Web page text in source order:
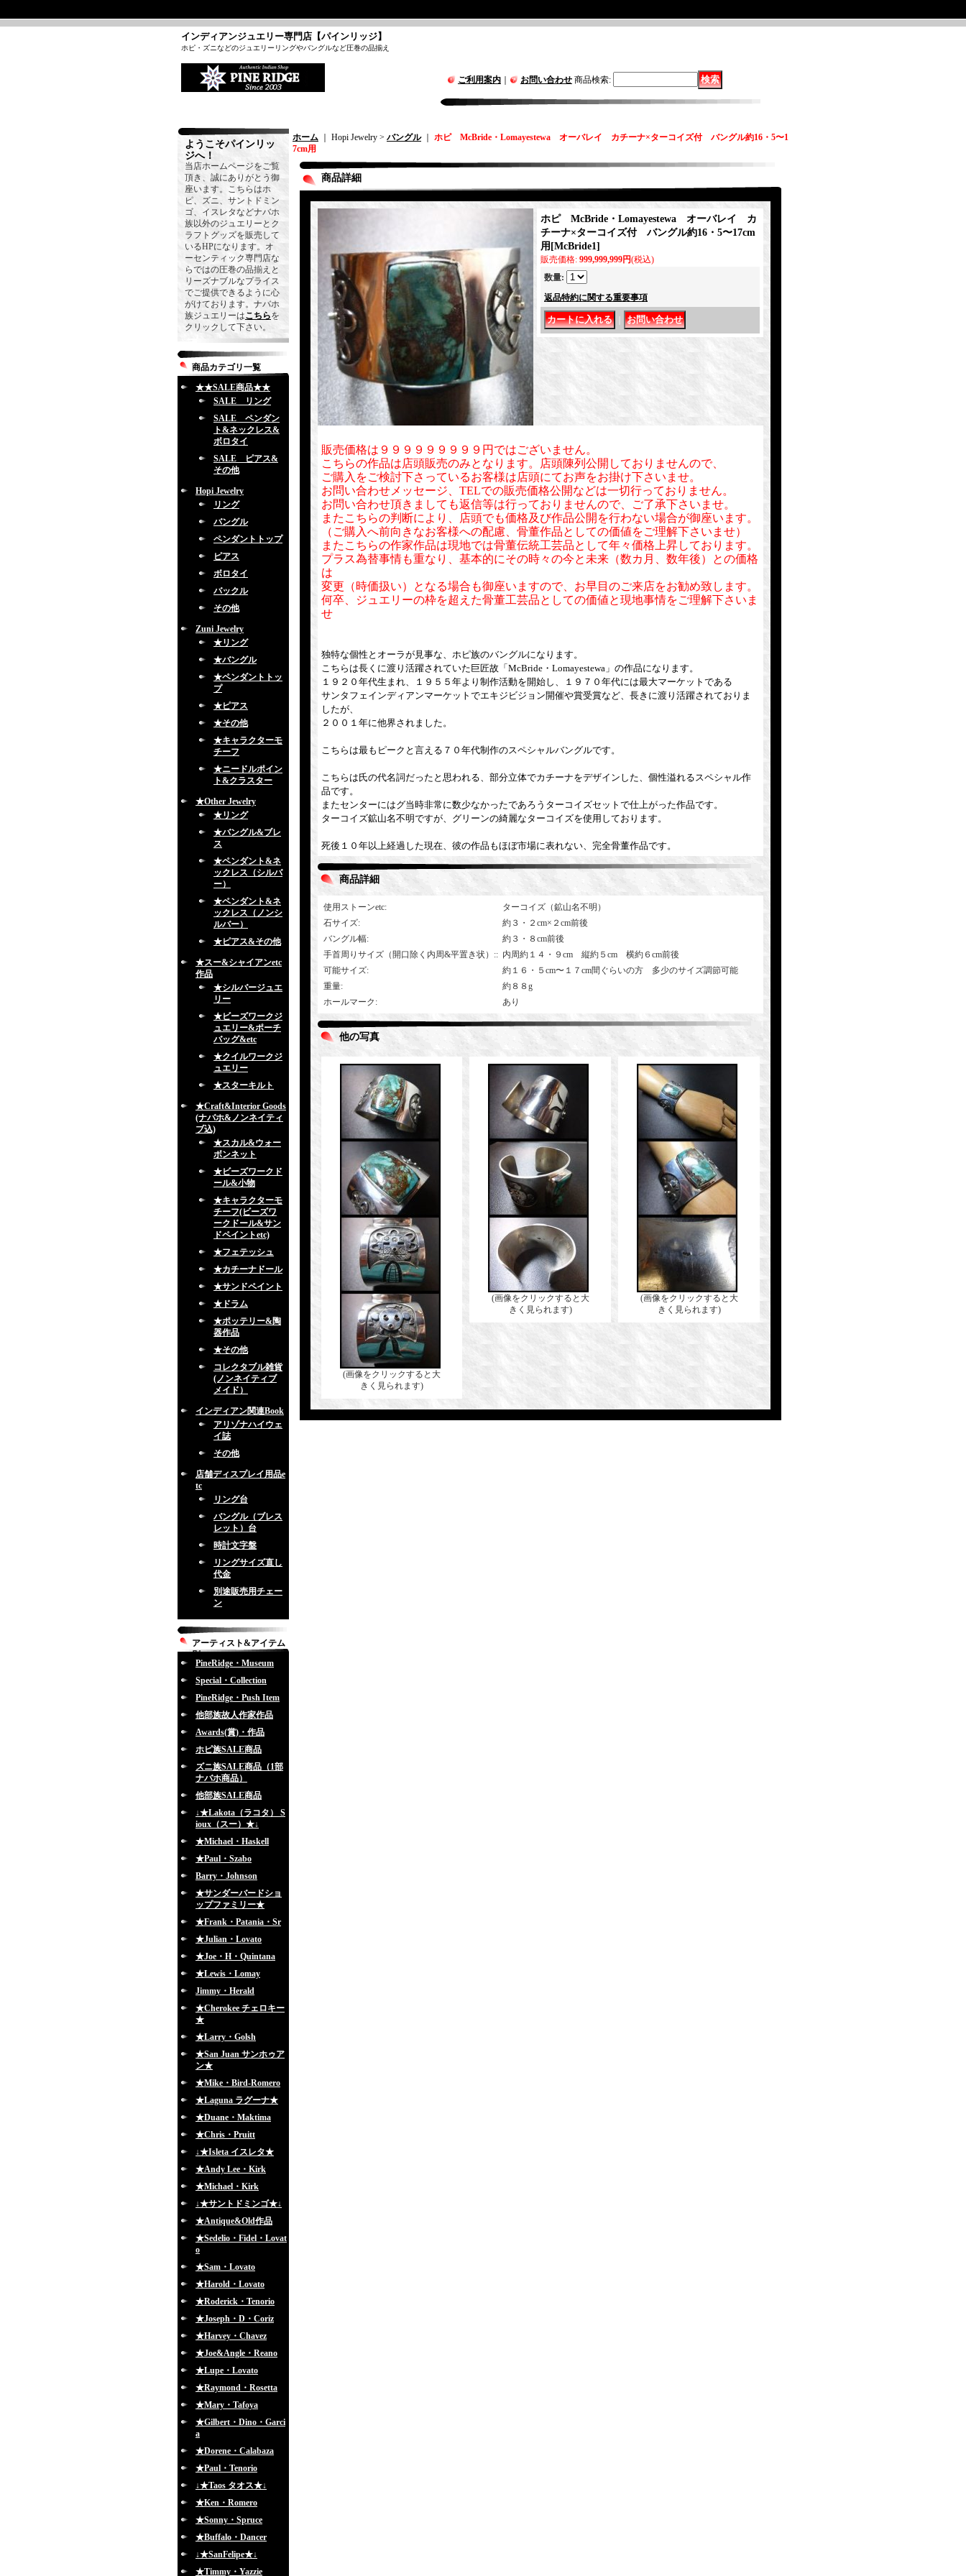
インディアンジュエリー専門店【パインリッジ】
ホピ・ズニなどのジュエリーリングやバングルなど圧巻の品揃え
ご利用案内 お問い合わせ 商品検索:
ようこそパインリッ
ジへ！
当店ホームページをご覧
頂き、誠にありがとう御
座います。こちらはホ
ピ、ズニ、サントドミン
ゴ、イスレタなどナバホ
族以外のジュエリーとク
ラフトグッズを販売して
いるHPになります。オ
ーセンティック専門店な
らではの圧巻の品揃えと
リーズナブルなプライス
でご提供できるように心
がけております。ナバホ
族ジュエリーはこちらを
クリックして下さい。
商品カテゴリ一覧
★★SALE商品★★
SALE リング
SALE ペンダン
ト&ネックレス&
ボロタイ
SALE ピアス&
その他
Hopi Jewelry
リング
バングル
ペンダントトップ
ピアス
ボロタイ
バックル
その他
Zuni Jewelry
★リング
★バングル
★ペンダントトッ
プ
★ピアス
★その他
★キャラクターモ
チーフ
★ニードルポイン
ト&クラスター
★Other Jewelry
★リング
★バングル&ブレ
ス
★ペンダント&ネ
ックレス（シルバ
ー）
★ペンダント&ネ
ックレス（ノンシ
ルバー）
★ピアス&その他
★スー&シャイアンetc
作品
★シルバージュエ
リー
★ビーズワークジ
ュエリー&ポーチ
バッグ&etc
★クイルワークジ
ュエリー
★スターキルト
★Craft&Interior Goods
(ナバホ&ノンネイティ
ブ込)
★スカル&ウォー
ボンネット
★ビーズワークド
ール&小物
★キャラクターモ
チーフ(ビーズワ
ークドール&サン
ドペイントetc)
★フェテッシュ
★カチーナドール
★サンドペイント
★ドラム
★ポッテリー&陶
器作品
★その他
コレクタブル雑貨
(ノンネイティブ
メイド）
インディアン関連Book
アリゾナハイウェ
イ誌
その他
店舗ディスプレイ用品e
tc
リング台
バングル（ブレス
レット）台
時計文字盤
リングサイズ直し
代金
別途販売用チェー
ン
アーティスト&アイテム
別
PineRidge・Museum
Special・Collection
PineRidge・Push Item
他部族故人作家作品
Awards(賞)・作品
ホピ族SALE商品
ズニ族SALE商品（1部
ナバホ商品）
他部族SALE商品
↓★Lakota（ラコタ） S
ioux（スー）★↓
★Michael・Haskell
★Paul・Szabo
Barry・Johnson
★サンダーバードショ
ップファミリー★
★Frank・Patania・Sr
★Julian・Lovato
★Joe・H・Quintana
★Lewis・Lomay
Jimmy・Herald
★Cherokee チェロキー
★
★Larry・Golsh
★San Juan サンホゥア
ン★
★Mike・Bird-Romero
★Laguna ラグーナ★
★Duane・Maktima
★Chris・Pruitt
↓★Isleta イスレタ★
★Andy Lee・Kirk
★Michael・Kirk
↓★サントドミンゴ★↓
★Antique&Old作品
★Sedelio・Fidel・Lovat
o
★Sam・Lovato
★Harold・Lovato
★Roderick・Tenorio
★Joseph・D・Coriz
★Harvey・Chavez
★Joe&Angle・Reano
★Lupe・Lovato
★Raymond・Rosetta
★Mary・Tafoya
★Gilbert・Dino・Garci
a
★Dorene・Calabaza
★Paul・Tenorio
↓★Taos タオス★↓
★Ken・Romero
★Sonny・Spruce
★Buffalo・Dancer
↓★SanFelipe★↓
★Timmy・Yazzie
ホーム ｜ Hopi Jewelry > バングル｜ ホピ McBride・Lomayestewa オーバレイ カチーナ×ターコイズ付 バングル約16・5〜1
7cm用
商品詳細
ホピ McBride・Lomayestewa オーバレイ カ
チーナ×ターコイズ付 バングル約16・5〜17cm
用 [McBride1]
販売価格: 999,999,999円(税込)
数量:
返品特約に関する重要事項
販売価格は９９９９９９９９９円ではございません。
こちらの作品は店頭販売のみとなります。店頭陳列公開しておりませんので、
ご購入をご検討下さっているお客様は店頭にてお声をお掛け下さいませ。
お問い合わせメッセージ、TELでの販売価格公開などは一切行っておりません。
お問い合わせ頂きましても返信等は行っておりませんので、ご了承下さいませ。
またこちらの判断により、店頭でも価格及び作品公開を行わない場合が御座います。
（ご購入へ前向きなお客様への配慮、骨董作品としての価値をご理解下さいませ）
またこちらの作家作品は現地では骨董伝統工芸品として年々価格上昇しております。
プラス為替事情も重なり、基本的にその時々の今と未来（数カ月、数年後）との価格
は
変更（時価扱い）となる場合も御座いますので、お早目のご来店をお勧め致します。
何卒、ジュエリーの枠を超えた骨董工芸品としての価値と現地事情をご理解下さいま
せ
独特な個性とオーラが見事な、ホピ族のバングルになります。
こちらは長くに渡り活躍されていた巨匠故「McBride・Lomayestewa」の作品になります。
１９２０年代生まれ、１９５５年より制作活動を開始し、１９７０年代には最大マーケットである
サンタフェインディアンマーケットでエキジビジョン開催や賞受賞など、長きに渡り活躍されておりま
したが、
２００１年に他界されました。
こちらは最もピークと言える７０年代制作のスペシャルバングルです。
こちらは氏の代名詞だったと思われる、部分立体でカチーナをデザインした、個性溢れるスペシャル作
品です。
またセンターにはグ当時非常に数少なかったであろうターコイズセットで仕上がった作品です。
ターコイズ鉱山名不明ですが、グリーンの綺麗なターコイズを使用しております。
死後１０年以上経過した現在、彼の作品もほぼ市場に表れない、完全骨董作品です。
商品詳細
使用ストーンetc:
ターコイズ（鉱山名不明）
石サイズ:
約３・２cm×２cm前後
バングル幅:
約３・８cm前後
手首周りサイズ（開口除く内周&平置き状）:: 内周約１４・９cm 縦約５cm 横約６cm前後
可能サイズ:
約１６・５cm〜１７cm間ぐらいの方 多少のサイズ調節可能
重量:
約８８g
ホールマーク : あり
他の写真
(画像をクリックすると大
きく見られます)
(画像をクリックすると大
きく見られます)
(画像をクリックすると大
きく見られます)